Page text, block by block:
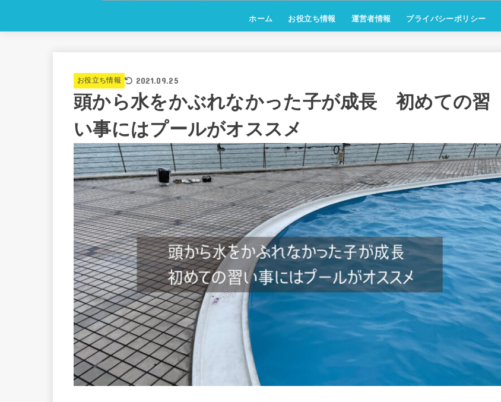
ホーム お役立ち情報 運営者情報 プライバシーポリシー
お役立ち情報 2021.09.25
頭から水をかぶれなかった子が成長 初めての習
い事にはプールがオススメ